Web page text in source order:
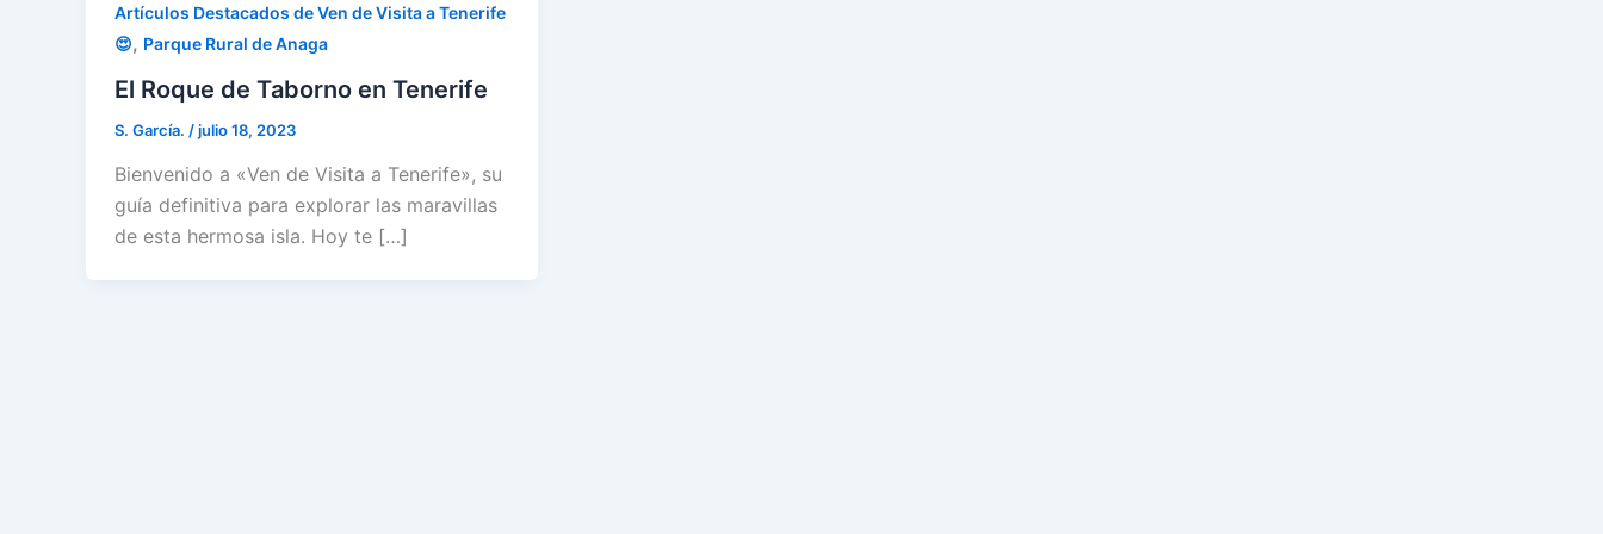
Artículos Destacados de Ven de Visita a Tenerife
😍, Parque Rural de Anaga
El Roque de Taborno en Tenerife
S. García. /julio 18, 2023
Bienvenido a «Ven de Visita a Tenerife», su
guía definitiva para explorar las maravillas
de esta hermosa isla. Hoy te […]